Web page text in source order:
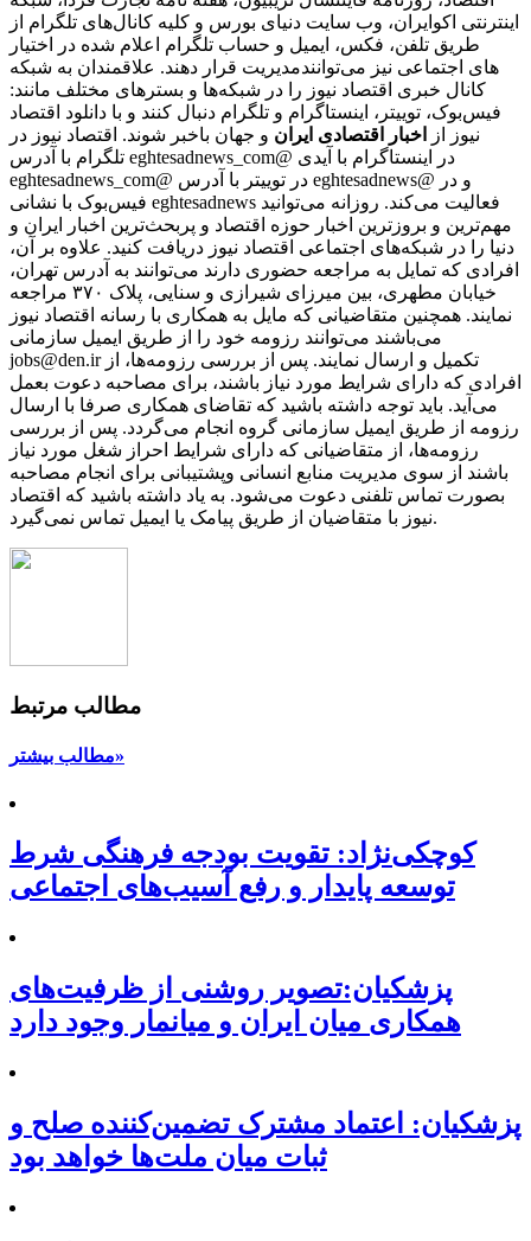
اینترنتی اکوایران، وب سایت دنیای بورس و کلیه کانال‌های تلگرام از
طریق تلفن، فکس، ایمیل و حساب تلگرام اعلام شده در اختیار
مدیریت قرار دهند. علاقمندان به شبکه‎‌های اجتماعی نیز می‌توانند
کانال خبری اقتصاد نیوز را در شبکه‌ها و بسترهای مختلف مانند:
فیس‌بوک، توییتر، اینستاگرام و تلگرام دنبال کنند و با دانلود اقتصاد
نیوز از
اخبار اقتصادی ایران و جهان باخبر شوند. اقتصاد نیوز در
تلگرام با آدرس eghtesadnews_com@ در اینستاگرام با آیدی
eghtesadnews_com@ در توییتر با آدرس eghtesadnews@ و در
فیس‌بوک با نشانی eghtesadnews فعالیت می‌کند. روزانه می‌توانید
مهم‌ترین و بروزترین اخبار حوزه اقتصاد و پربحث‌ترین اخبار ایران و
دنیا را در شبکه‌های اجتماعی اقتصاد نیوز دریافت کنید. علاوه بر آن،
افرادی که تمایل به مراجعه حضوری دارند می‌توانند به آدرس تهران،
خیابان مطهری، بین میرزای شیرازی و سنایی، پلاک ۳۷۰ مراجعه
نمایند. همچنین متقاضیانی که مایل به همکاری با رسانه‌ اقتصاد نیوز
می‌باشند می‌توانند رزومه خود را از طریق ایمیل سازمانی
jobs@den.ir تکمیل و ارسال نمایند. پس از بررسی رزومه‌ها، از
افرادی که دارای شرایط مورد نیاز باشند، برای مصاحبه دعوت بعمل
می‌آید. باید توجه داشته باشید که تقاضای همکاری صرفا با ارسال
رزومه از طریق ایمیل سازمانی گروه انجام می‌گردد. پس از بررسی
رزومه‌ها، از متقاضیانی که دارای شرایط احراز شغل مورد نیاز
باشند از سوی مدیریت منابع انسانی وپشتیبانی برای انجام مصاحبه
بصورت تماس تلفنی دعوت می‌شود. به یاد داشته باشید که اقتصاد
نیوز با متقاضیان از طریق پیامک یا ایمیل تماس نمی‌گیرد.
مطالب مرتبط
مطالب بیشتر»
کوچکی‌نژاد: تقویت بودجه فرهنگی شرط
توسعه پایدار و رفع آسیب‌های اجتماعی
پزشکیان:تصویر روشنی از ظرفیت‌های
همکاری میان ایران و میانمار وجود دارد
پزشکیان: اعتماد مشترک تضمین‌کننده صلح و
ثبات میان ملت‌ها خواهد بود